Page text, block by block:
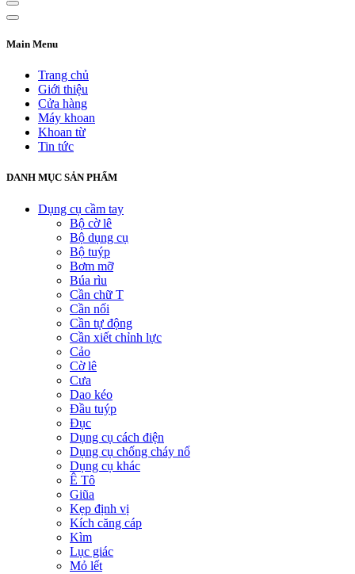
Main Menu
Trang chủ
Giới thiệu
Cửa hàng
Máy khoan
Khoan từ
Tin tức
DANH MỤC SẢN PHẨM
Dụng cụ cầm tay
Bộ cờ lê
Bộ dụng cụ
Bộ tuýp
Bơm mỡ
Búa rìu
Cần chữ T
Cần nối
Cần tự động
Cần xiết chỉnh lực
Cảo
Cờ lê
Cưa
Dao kéo
Đầu tuýp
Đục
Dụng cụ cách điện
Dụng cụ chống cháy nổ
Dụng cụ khác
Ê Tô
Giũa
Kẹp định vị
Kích căng cáp
Kìm
Lục giác
Mỏ lết